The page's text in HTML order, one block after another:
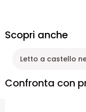
Scopri anche
Letto a castello
Confronta con